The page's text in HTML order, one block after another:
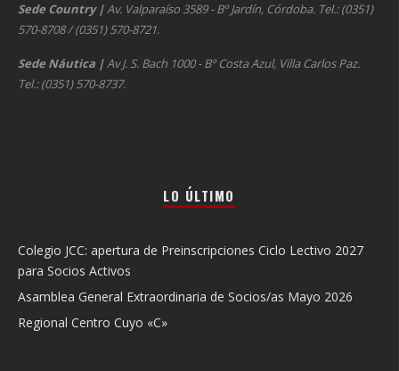
Sede Country |Av. Valparaíso 3589 - Bº Jardín, Córdoba. Tel.: (0351)
570-8708 / (0351) 570-8721.
Sede Náutica |Av J. S. Bach 1000 - Bº Costa Azul, Villa Carlos Paz.
Tel.: (0351) 570-8737.
LO ÚLTIMO
Colegio JCC: apertura de Preinscripciones Ciclo Lectivo 2027
para Socios Activos
Asamblea General Extraordinaria de Socios/as Mayo 2026
Regional Centro Cuyo «C»